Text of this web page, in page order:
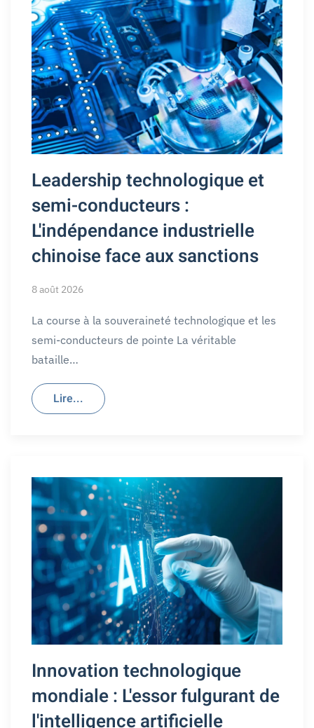
Leadership technologique et
semi-conducteurs :
L'indépendance industrielle
chinoise face aux sanctions
8 août 2026
La course à la souveraineté technologique et les
semi-conducteurs de pointe La véritable
bataille…
Lire...
Innovation technologique
mondiale : L'essor fulgurant de
l'intelligence artificielle